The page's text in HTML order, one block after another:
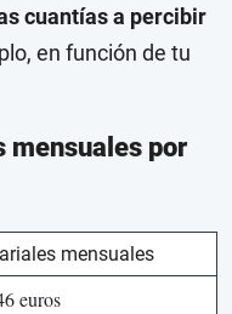
cuantías a percibir
en función de tu
mensuales por
mensuales
euros